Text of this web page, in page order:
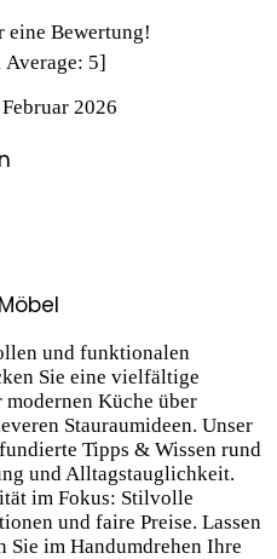
Bewertung!
Average: 5]
2026
und funktionalen
Sie eine vielfältige
Küche über
Stauraum­ideen. Unser
Tipps & Wissen rund
und Alltagstauglichkeit.
im Fokus: Stilvolle
und faire Preise. Lassen
Sie im Handumdrehen Ihre